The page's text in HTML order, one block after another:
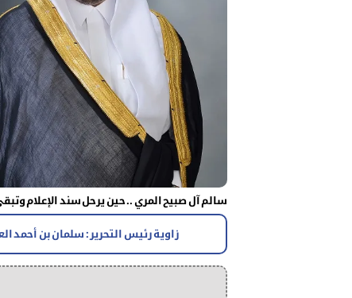
سالم آل صبيح المري .. حين يرحل سند الإعلام
زاوية رئيس التحرير : سلمان بن أحمد